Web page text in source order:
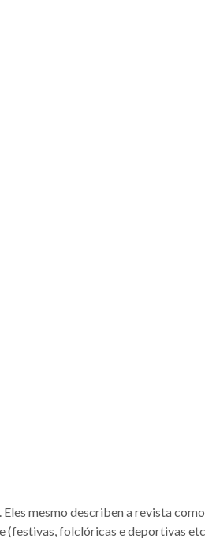
mesmo describen a revista
folclóricas e deportivas